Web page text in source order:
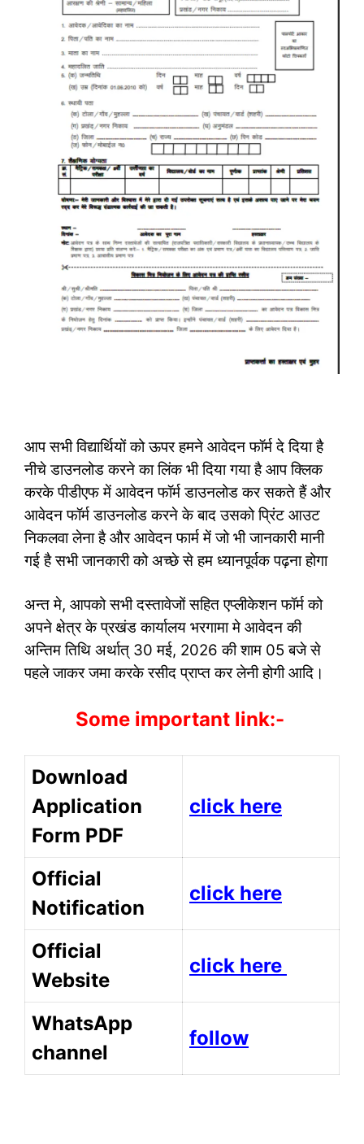
आप सभी विद्यार्थियों को ऊपर हमने आवेदन फॉर्म दे दिया है
नीचे डाउनलोड करने का लिंक भी दिया गया है आप क्लिक
करके पीडीएफ में आवेदन फॉर्म डाउनलोड कर सकते हैं और
आवेदन फॉर्म डाउनलोड करने के बाद उसको प्रिंट आउट
निकलवा लेना है और आवेदन फार्म में जो भी जानकारी मानी
गई है सभी जानकारी को अच्छे से हम ध्यानपूर्वक पढ़ना होगा
अन्त मे, आपको सभी दस्तावेजों सहित एप्लीकेशन फॉर्म को
अपने क्षेत्र के प्रखंड कार्यालय भरगामा मे आवेदन की
अन्तिम तिथि अर्थात् 30 मई, 2026 की शाम 05 बजे से
पहले जाकर जमा करके रसीद प्राप्त कर लेनी होगी आदि।
Some important link:-
Download
Application
Form PDF
click here
Official
Notification
click here
Official
Website
click here
WhatsApp
channel
follow